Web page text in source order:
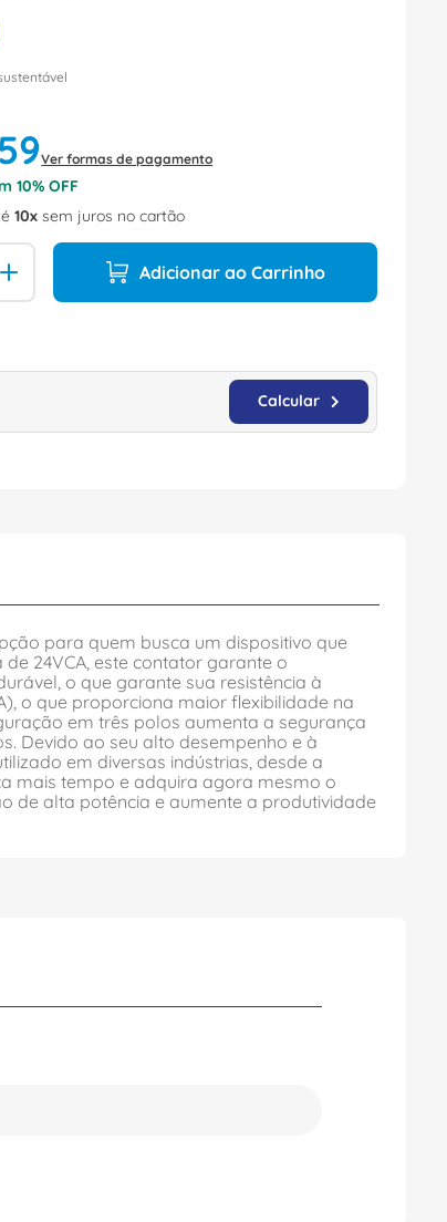
59Ver formas de pagamento
10% OFF
10 sem juros no cartão
Adicionar ao Carrinho
para quem busca um dispositivo que
24VCA, este contator garante o
o que garante sua resistência à
o que proporciona maior flexibilidade na
em três polos aumenta a segurança
Devido ao seu alto desempenho e à
em diversas indústrias, desde a
mais tempo e adquira agora mesmo o
de alta potência e aumente a produtividade